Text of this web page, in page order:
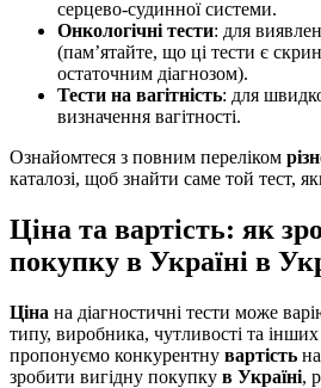
серцево-судинної системи.
Онкологічні тести: для
(пам’ятайте, що ці тести є
остаточним діагнозом).
Тести на вагітність: для
визначення вагітності.
Ознайомтеся з повним переліком
каталозі, щоб знайти саме той тест,
Ціна та вартість: як
покупку в Україні в
Ціна на діагностичні тести може
типу, виробника, чутливості та
пропонуємо конкурентну вартість
зробити вигідну покупку в Україні,